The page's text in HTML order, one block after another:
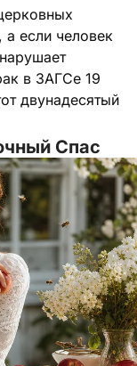
а если человек
в ЗАГСе 19
двунадесятый
Спас